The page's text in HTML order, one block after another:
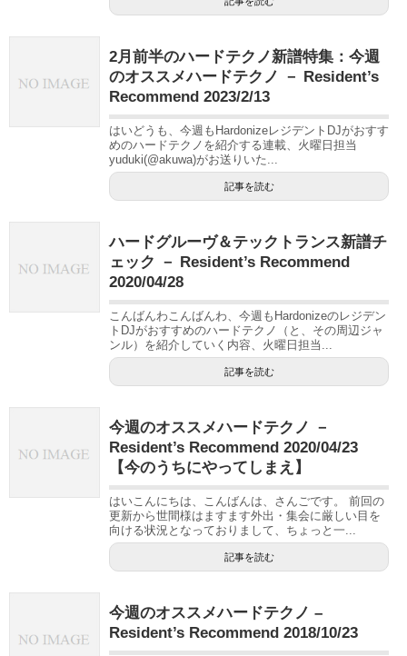
2月前半のハードテクノ新譜特集：今週
のオススメハードテクノ － Resident’s
Recommend 2023/2/13
はいどうも、今週もHardonizeレジデントDJがおすす
めのハードテクノを紹介する連載、火曜日担当
yuduki(@akuwa)がお送りいた...
記事を読む
ハードグルーヴ＆テックトランス新譜チ
ェック － Resident’s Recommend
2020/04/28
こんばんわこんばんわ、今週もHardonizeのレジデン
トDJがおすすめのハードテクノ（と、その周辺ジャ
ンル）を紹介していく内容、火曜日担当...
記事を読む
今週のオススメハードテクノ －
Resident’s Recommend 2020/04/23
【今のうちにやってしまえ】
はいこんにちは、こんばんは、さんごです。 前回の
更新から世間様はますます外出・集会に厳しい目を
向ける状況となっておりまして、ちょっと一...
記事を読む
今週のオススメハードテクノ –
Resident’s Recommend 2018/10/23